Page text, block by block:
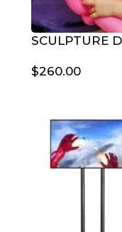
SCULPTURE
$260.00